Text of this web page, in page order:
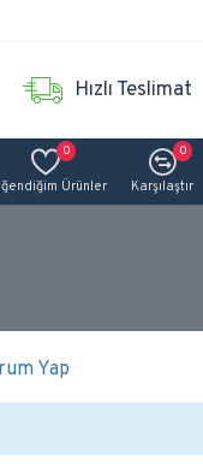
Hızlı Teslimat
Ürünler
0
Karşılaştır
0
Yap